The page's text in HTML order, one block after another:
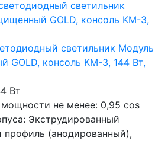
светильник Модуль
GOLD, консоль KM-3, 144 Вт,
Вт
не менее: 0,95 cos
Экструдированный
(анодированный),